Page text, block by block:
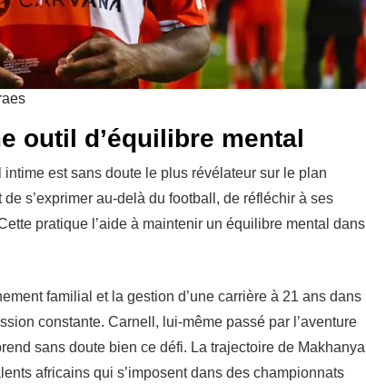
outil d’équilibre mental
est sans doute le plus révélateur sur le plan
s’exprimer au-delà du football, de réfléchir à ses
pratique l’aide à maintenir un équilibre mental dans
familial et la gestion d’une carrière à 21 ans dans
constante. Carnell, lui-même passé par l’aventure
sans doute bien ce défi. La trajectoire de Makhanya
africains qui s’imposent dans des championnats